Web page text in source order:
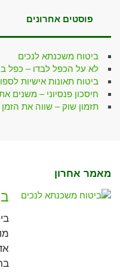
פוסטים אחרונים
ביטוח משכנתא לנכים
לא על הכפל לבדו – כפל
ביטוח תאונות אישיות
חיסכון פנסיוני – משנים
תזמון שוק – שווה את
מאמר אחרון